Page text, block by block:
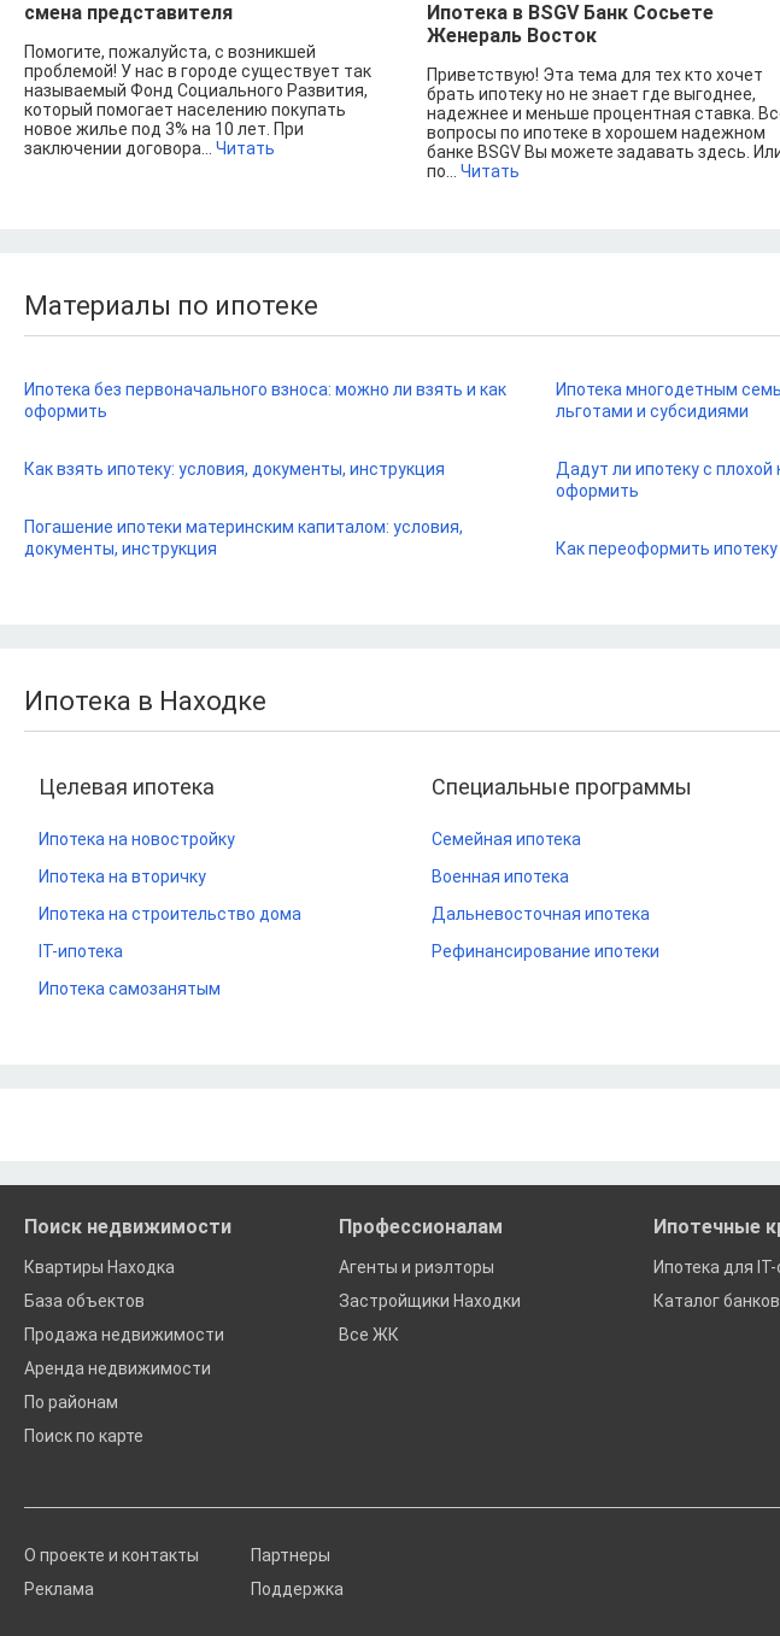
смена представителя
Помогите, пожалуйста, с возникшей
проблемой! У нас в городе существует так
называемый Фонд Социального Развития,
который помогает населению покупать
новое жилье под 3% на 10 лет. При
заключении договора... Читать
Ипотека в BSGV Банк Сосьете
Женераль Восток
Приветствую! Эта тема для тех кто хочет
брать ипотеку но не знает где выгоднее,
надежнее и меньше процентная ставка.
вопросы по ипотеке в хорошем надежном
банке BSGV Вы можете задавать здесь.
по... Читать
Материалы по ипотеке
Ипотека без первоначального взноса: можно ли взять и как
оформить
Как взять ипотеку: условия, документы, инструкция
Погашение ипотеки материнским капиталом: условия,
документы, инструкция
Ипотека многодетным
льготами и субсидиями
Дадут ли ипотеку с плохой
оформить
Как переоформить ипотеку
Ипотека в Находке
Целевая ипотека
Ипотека на новостройку
Ипотека на вторичку
Ипотека на строительство дома
IT-ипотека
Ипотека самозанятым
Специальные программы
Семейная ипотека
Военная ипотека
Дальневосточная ипотека
Рефинансирование ипотеки
Поиск недвижимости
Квартиры Находка
База объектов
Продажа недвижимости
Аренда недвижимости
По районам
Поиск по карте
Профессионалам
Агенты и риэлторы
Застройщики Находки
Все ЖК
Ипотечные
Ипотека для
Каталог
О проекте и контакты
Реклама
Партнеры
Поддержка